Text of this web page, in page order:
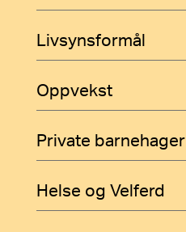
Livsynsformål
Oppvekst
Private barnehager
Helse og Velferd